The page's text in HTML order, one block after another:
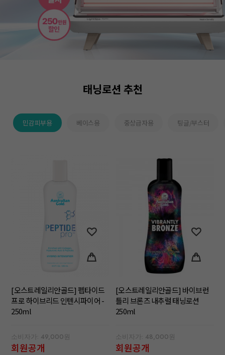
태닝로션 추천
민감피부용 베이스용 중상급자용 팅글/부스터
[오스트레일리안골드] 펩타이드
프로 하이브리드 인텐시파이어 -
250ml
소비자가: 49,000원
회원공개
[오스트레일리안골드] 바이브런
틀리 브론즈 내추럴 태닝로션
250ml
소비자가: 48,000원
회원공개